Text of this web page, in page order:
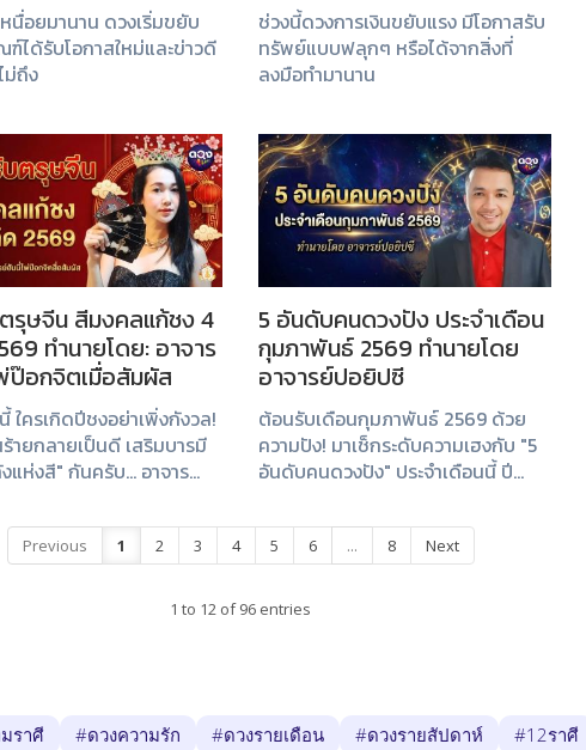
นื่อยมานาน ดวงเริ่มขยับ
ฑ์ได้รับโอกาสใหม่และข่าวดี
ม่ถึง
ช่วงนี้ดวงการเงินขยับแรง มีโอกาสรับ
ทรัพย์แบบฟลุกๆ หรือได้จากสิ่งที่
ลงมือทำมานาน
รุษจีน สีมงคลแก้ชง 4
ทำนายโดย: อาจาร
ป๊อกจิตเมื่อสัมผัส
ใครเกิดปีชงอย่าเพิ่งกังวล!
ายกลายเป็นดี เสริมบารมี
แห่งสี" กันครับ... อาจาร
ปีนักษัตรมาให้แล้ว แค่ปรับ
งใช้หร...
5 อันดับคนดวงปัง ประจำเดือน
กุมภาพันธ์ 2569 ทำนายโดย
อาจารย์ปอยิปซี
ต้อนรับเดือนกุมภาพันธ์ 2569 ด้วย
ความปัง! มาเช็กระดับความเฮงกับ "5
อันดับคนดวงปัง" ประจำเดือนนี้ ปี
เงิน และความรัก เตรียมตัวรับข่าวดี
แล้วไปลุยกันเลยครับ!
Previous 1 2 3 4 5 6 ... 8 Next
1 to 12 of 96 entries
ราศี #ดวงความรัก #ดวงรายเดือน #ดวงรายสัปดาห์ #12ราศี